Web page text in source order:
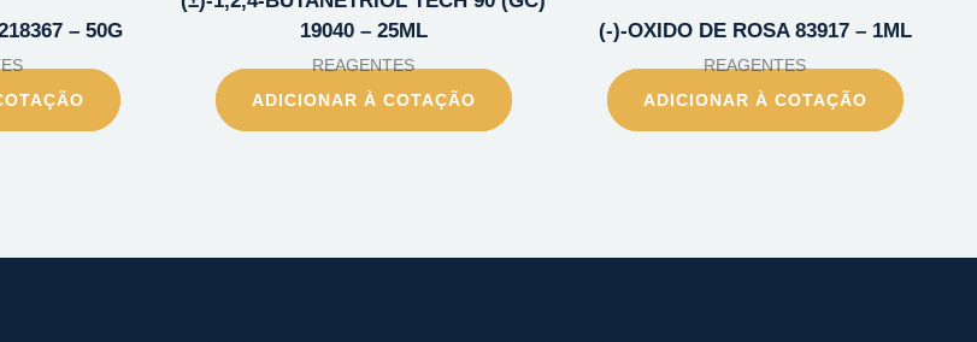
– 50G
19040 – 25ML
REAGENTES
ADICIONAR À COTAÇÃO
(-)-OXIDO DE ROSA 83917 – 1ML
REAGENTES
ADICIONAR À COTAÇÃO